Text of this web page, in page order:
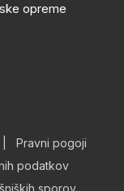
opreme
Pravni pogoji
podatkov
sporov